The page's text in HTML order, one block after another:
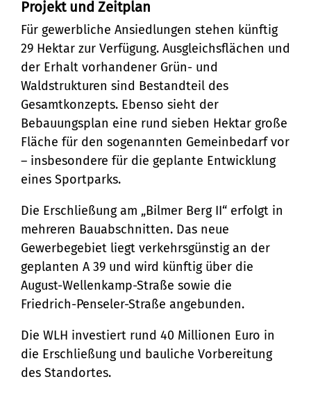
Projekt und Zeitplan
Für gewerbliche Ansiedlungen stehen künftig
29 Hektar zur Verfügung. Ausgleichsflächen und
der Erhalt vorhandener Grün- und
Waldstrukturen sind Bestandteil des
Gesamtkonzepts. Ebenso sieht der
Bebauungsplan eine rund sieben Hektar große
Fläche für den sogenannten Gemeinbedarf vor
– insbesondere für die geplante Entwicklung
eines Sportparks.
Die Erschließung am „Bilmer Berg II“ erfolgt in
mehreren Bauabschnitten. Das neue
Gewerbegebiet liegt verkehrsgünstig an der
geplanten A 39 und wird künftig über die
August-Wellenkamp-Straße sowie die
Friedrich-Penseler-Straße angebunden.
Die WLH investiert rund 40 Millionen Euro in
die Erschließung und bauliche Vorbereitung
des Standortes.